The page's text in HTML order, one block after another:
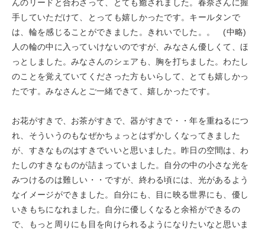
んのリードと合わさって、とても癒されました。春奈さんに握
手していただけて、とっても嬉しかったです。キールタンで
は、輪を感じることができました。きれいでした。。 (中略)
人の輪の中に入っていけないのですが、みなさん優しくて、ほ
っとしました。みなさんのシェアも、胸を打ちました。わたし
のことを覚えていてくださった方もいらして、とても嬉しかっ
たです。みなさんとご一緒できて、嬉しかったです。
お花がすきで、お茶がすきで、器がすきで・・年を重ねるにつ
れ、そういうのもなぜかちょっとはずかしくなってきました
が、すきなものはすきでいいと思いました。昨日の空間は、わ
たしのすきなものが詰まっていました。自分の中の小さな光を
みつけるのは難しい・・ですが、終わる頃には、光があるよう
なイメージができました。自分にも、目に映る世界にも、優し
いきもちになれました。自分に優しくなると余裕ができるの
で、もっと周りにも目を向けられるようになりたいなと思いま